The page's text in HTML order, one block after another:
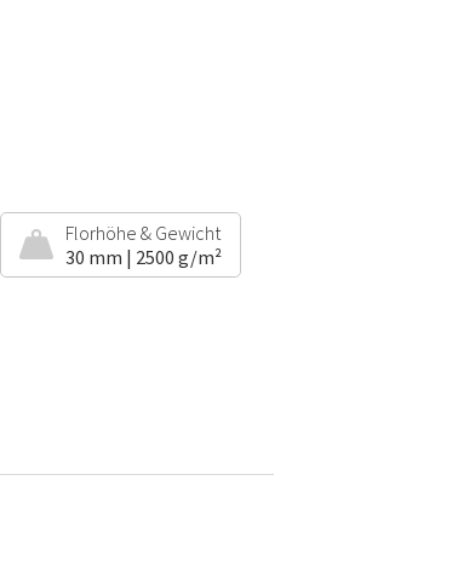
Florhöhe & Gewicht
30 mm | 2500 g/m²